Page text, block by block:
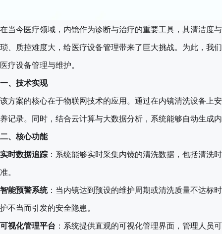
在当今医疗领域，内镜作为诊断与治疗的重要工具，其清洁度
琐、质控难度大，给医疗设备管理带来了巨大挑战。为此，我
医疗设备管理与维护。
一、技术实现
该方案的核心在于物联网技术的应用。通过在内镜清洗设备上
养记录。同时，结合云计算与大数据分析，系统能够自动生成
二、核心功能
实时数据追踪 ：系统能够实时采集内镜的清洗数据，包括清
准。
智能预警系统：当内镜达到预设的维护周期或清洗质量不达标
护不当而引发的安全隐患。
可视化管理平台 ：系统提供直观的可视化管理界面，管理人员